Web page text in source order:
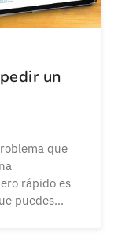
un
que
rápido es
puedes